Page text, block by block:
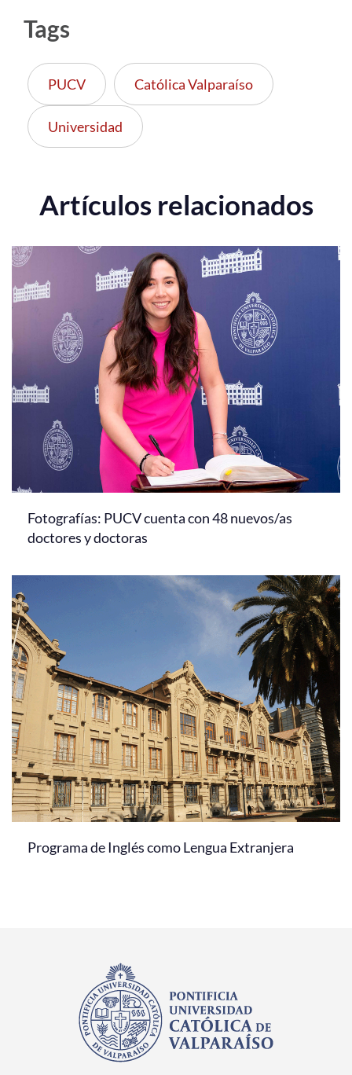
Tags
PUCV Católica Valparaíso
Universidad
Artículos relacionados
Fotografías: PUCV cuenta con 48 nuevos/as
doctores y doctoras
Programa de Inglés como Lengua Extranjera